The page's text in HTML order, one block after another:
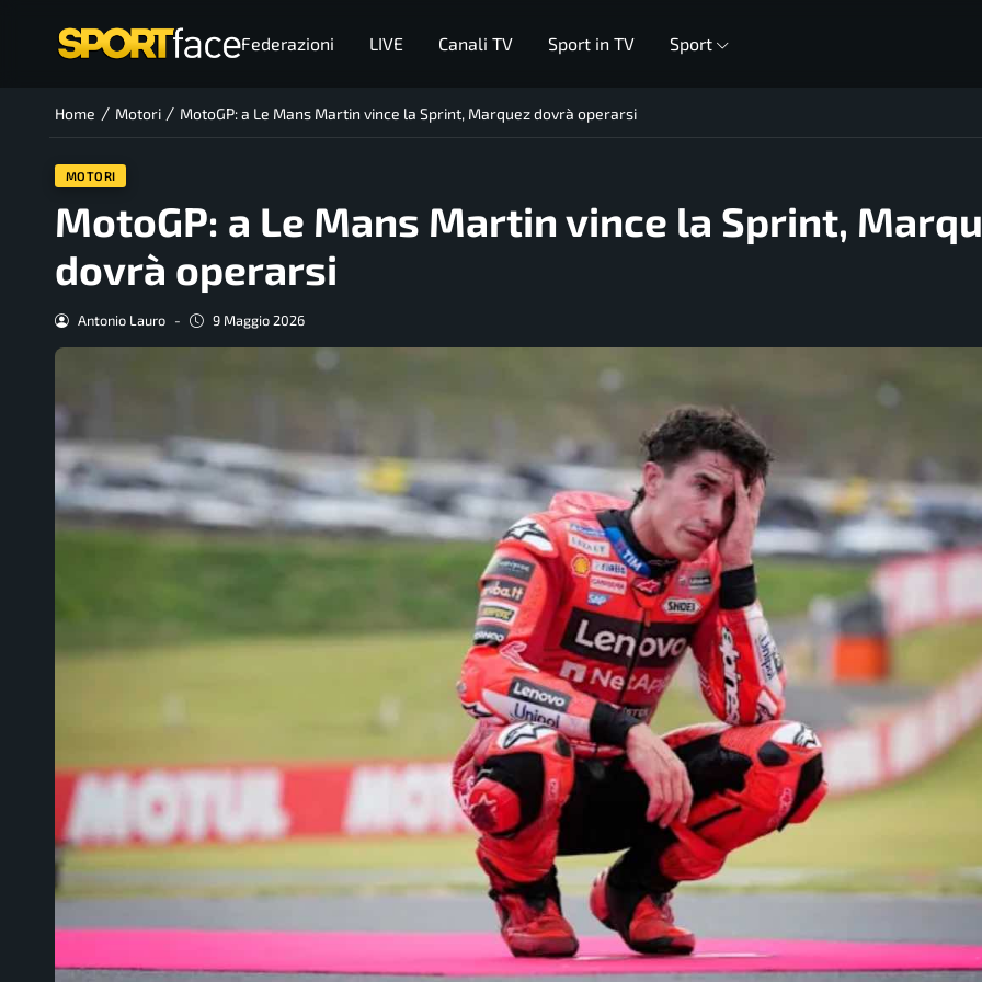
Federazioni LIVE Canali TV Sport in TV Sport
Home / Motori / MotoGP: a Le Mans Martin vince la Sprint, Marquez dovrà operarsi
MOTORI
MotoGP: a Le Mans Martin vince la Sprint,
dovrà operarsi
Antonio Lauro - 9 Maggio 2026